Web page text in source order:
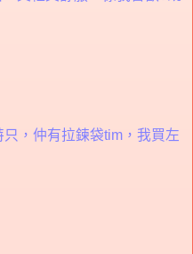
，仲有拉鍊袋tim，我買左